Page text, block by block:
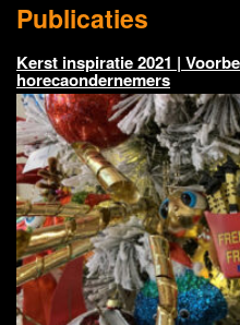
Publicaties
Kerst inspiratie 2021 |
horecaondernemers